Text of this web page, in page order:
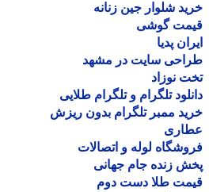
شلوار جین زنانه
گوشی
پدیا
سایت در مشهد
نوزاد
تلگرام و تلگرام طلایی
ممبر تلگرام بدون ریزش
لوله و اتصالات
زنده جام جهانی
طلا دست دوم